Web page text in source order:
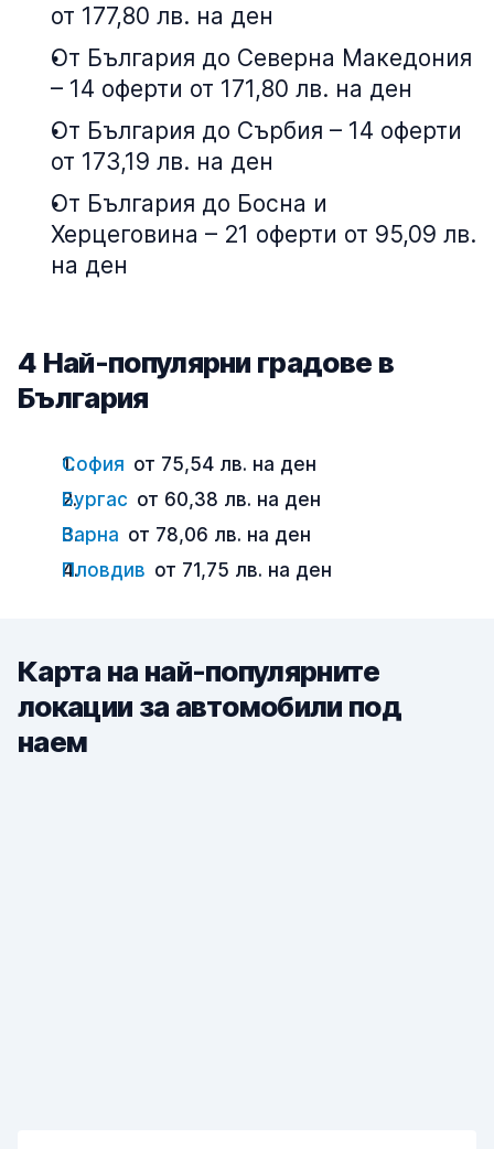
от 177,80 лв. на ден
От България до Северна Македония
– 14 оферти от 171,80 лв. на ден
От България до Сърбия – 14 оферти
от 173,19 лв. на ден
От България до Босна и
Херцеговина – 21 оферти от 95,09 лв.
на ден
4 Най-популярни градове в
България
София от 75,54 лв. на ден
Бургас от 60,38 лв. на ден
Варна от 78,06 лв. на ден
Пловдив от 71,75 лв. на ден
Карта на най-популярните
локации за автомобили под
наем